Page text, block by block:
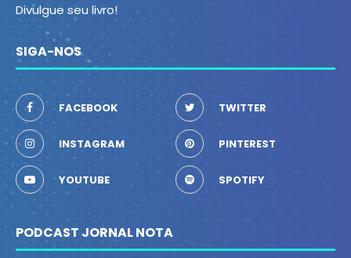
Divulgue seu livro!
SIGA-NOS
FACEBOOK TWITTER
INSTAGRAM PINTEREST
YOUTUBE SPOTIFY
PODCAST JORNAL NOTA